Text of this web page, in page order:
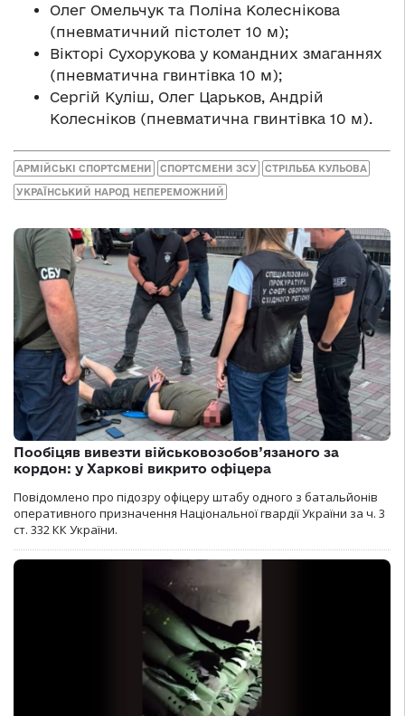
Олег Омельчук та Поліна Колеснікова
(пневматичний пістолет 10 м);
Вікторі Сухорукова у командних змаганнях
(пневматична гвинтівка 10 м);
Сергій Куліш, Олег Царьков, Андрій
Колесніков (пневматична гвинтівка 10 м).
АРМІЙСЬКІ СПОРТСМЕНИ СПОРТСМЕНИ ЗСУ СТРІЛЬБА КУЛЬОВА
УКРАЇНСЬКИЙ НАРОД НЕПЕРЕМОЖНИЙ
Пообіцяв вивезти військовозобов’язаного за
кордон: у Харкові викрито офіцера
Повідомлено про підозру офіцеру штабу одного з батальйонів
оперативного призначення Національної гвардії України за ч. 3
ст. 332 КК України.